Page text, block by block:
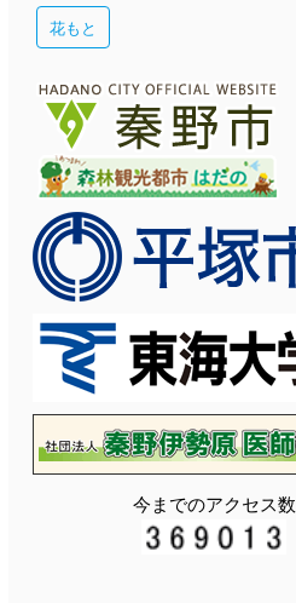
花もと
今までのアクセス数